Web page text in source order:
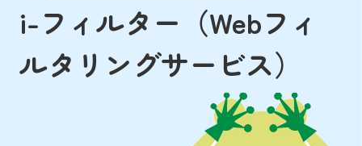
i-フィルター（Webフィ
ルタリングサービス）